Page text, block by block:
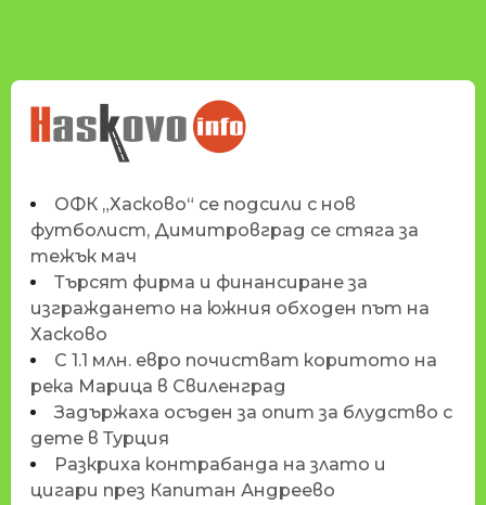
НОВИНИТЕ НА
HASKOVO.INFO
ОФК „Хасково“ се подсили с нов
футболист, Димитровград се стяга за
тежък мач
Търсят фирма и финансиране за
изграждането на южния обходен път на
Хасково
С 1.1 млн. евро почистват коритото на
река Марица в Свиленград
Задържаха осъден за опит за блудство с
дете в Турция
Разкриха контрабанда на злато и
цигари през Капитан Андреево